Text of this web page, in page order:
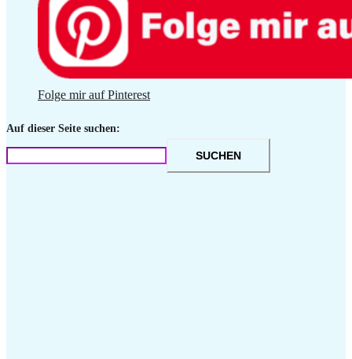
Folge mir auf Pinterest
Auf dieser Seite suchen:
SUCHEN